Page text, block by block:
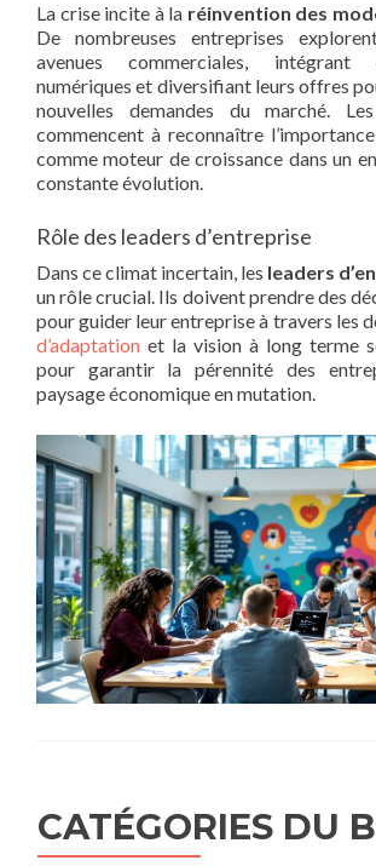
La crise incite à la réinvention des
De nombreuses entreprises
avenues commerciales, intégrant
numériques et diversifiant leurs offres
nouvelles demandes du marché.
commencent à reconnaître
comme moteur de croissance dans un
constante évolution.
Rôle des leaders d’entreprise
Dans ce climat incertain, les leaders
un rôle crucial. Ils doivent prendre des
pour guider leur entreprise à travers les
d’adaptation et la vision à long terme
pour garantir la pérennité des
paysage économique en mutation.
CATÉGORIES DU